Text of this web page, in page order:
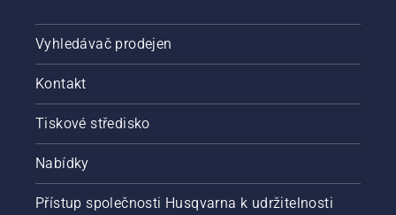
Vyhledávač prodejen
Kontakt
Tiskové středisko
Nabídky
Přístup společnosti Husqvarna k udržitelnosti